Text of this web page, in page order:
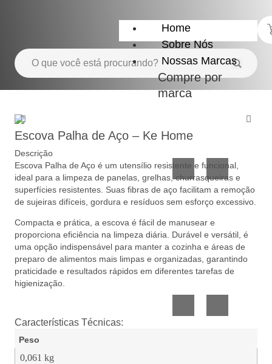
Home
Sobre Nós
Nossas Marcas
Compre por
marca
do
Utilidades
de
Confeitaria
e
Escova Palha de Aço – Ke Home
Descrição
Escova Palha de Aço é um utensílio resistente e funcional,
ideal para a limpeza de panelas, grelhas, churrasqueiras e
superfícies resistentes. Suas fibras de aço facilitam a remoção
de sujeiras difíceis, gordura e resíduos sem esforço excessivo.
Compacta e prática, a escova é fácil de manusear e
proporciona eficiência na limpeza diária. Durável e versátil, é
uma opção indispensável para manter a cozinha e áreas de
preparo de alimentos mais limpas e organizadas, garantindo
praticidade e resultados rápidos em diferentes tarefas de
higienização.
Características Técnicas:
Peso
0,061 kg